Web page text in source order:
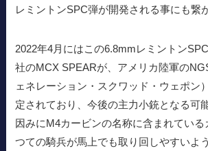
レミントンSPC弾が開発される事にも繋
2022年4月にはこの6.8mmレミントン
社のMCX SPEARが、アメリカ陸軍の
ェネレーション・スクワッド・ウェポン
定されており、今後の主力小銃となる可
因みにM4カービンの名称に含まれてい
つての騎兵が馬上でも取り回しやすいよ